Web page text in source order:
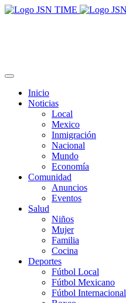
Inicio
Noticias
Local
Mexico
Inmigración
Nacional
Mundo
Economía
Comunidad
Anuncios
Eventos
Salud
Niños
Mujer
Familia
Cocina
Deportes
Fútbol Local
Fútbol Mexicano
Fútbol Internacional